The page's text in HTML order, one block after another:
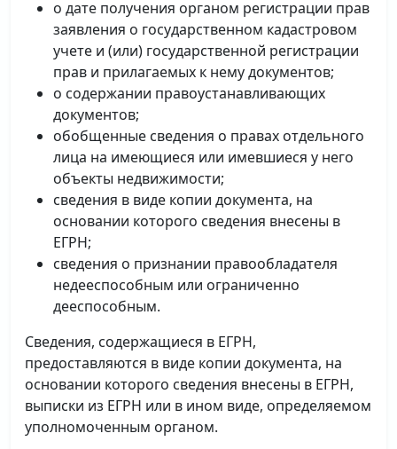
о дате получения органом регистрации прав
заявления о государственном кадастровом
учете и (или) государственной регистрации
прав и прилагаемых к нему документов;
о содержании правоустанавливающих
документов;
обобщенные сведения о правах отдельного
лица на имеющиеся или имевшиеся у него
объекты недвижимости;
сведения в виде копии документа, на
основании которого сведения внесены в
ЕГРН;
сведения о признании правообладателя
недееспособным или ограниченно
дееспособным.
Сведения, содержащиеся в ЕГРН,
предоставляются в виде копии документа, на
основании которого сведения внесены в ЕГРН,
выписки из ЕГРН или в ином виде, определяемом
уполномоченным органом.